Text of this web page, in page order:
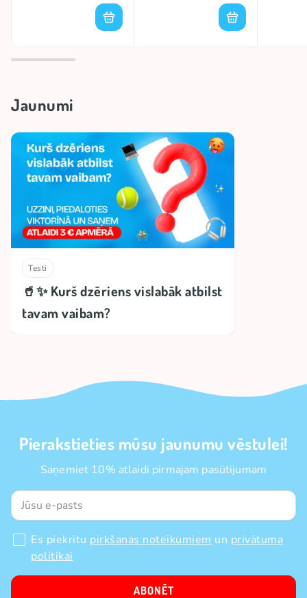
Jaunumi
Testi
🥤✨ Kurš dzēriens vislabāk atbilst
tavam vaibam?
Pierakstieties mūsu jaunumu vēstulei!
Saņemiet 10% atlaidi pirmajam pasūtījumam
Es piekrītu pirkšanas noteikumiem un privātuma
politikai
ABONĒT